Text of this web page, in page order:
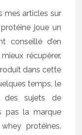
mes articles sur
joue un
conseillé d’en
récupérer.
dans cette
temps, le
des sujets de
pas la marque
protéines.